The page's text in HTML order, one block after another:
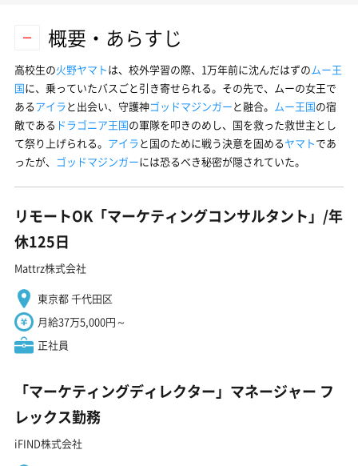
概要・あらすじ
高校生の火野ヤマトは、校外学習の際、1万年前に沈んだはずのムー王
国に、乗っていたバスごと引き寄せられる。その先で、ムーの女王で
あるアイラと出会い、守護神ゴッドマジンガーと融合。 ムー王国の宿
敵である ドラゴニア王国の軍隊を叩きのめし、国を救った救世主とし
て祭り上げられる。 アイラと国のために戦う決意を固めるヤマトであ
ったが、 ゴッドマジンガーには恐るべき秘密が隠されていた。
リモートOK「マーケティングコンサルタント」/年
休125日
Mattrz株式会社
東京都 千代田区
月給37万5,000円～
正社員
「マーケティングディレクター」マネージャー フ
レックス勤務
iFIND株式会社